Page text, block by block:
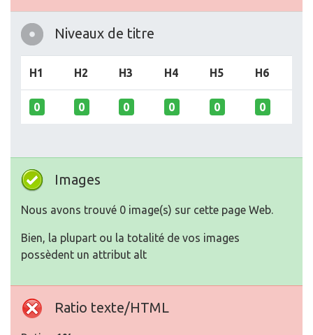
Niveaux de titre
H1 H2 H3 H4 H5 H6
0 0 0 0 0 0
Images
Nous avons trouvé 0 image(s) sur cette page Web.
Bien, la plupart ou la totalité de vos images
possèdent un attribut alt
Ratio texte/HTML